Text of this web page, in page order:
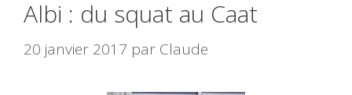
Albi : du squat au Caat
20 janvier 2017 par Claude